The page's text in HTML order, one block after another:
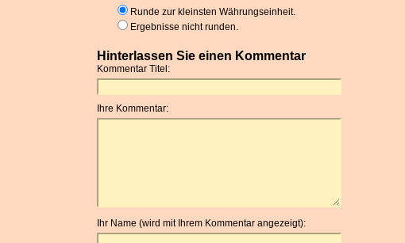
Runde zur kleinsten Währungseinheit.
Ergebnisse nicht runden.
Hinterlassen Sie einen Kommentar
Kommentar Titel:
Ihre Kommentar:
Ihr Name (wird mit Ihrem Kommentar angezeigt):